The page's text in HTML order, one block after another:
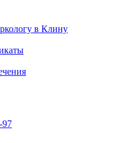
в Клину
97